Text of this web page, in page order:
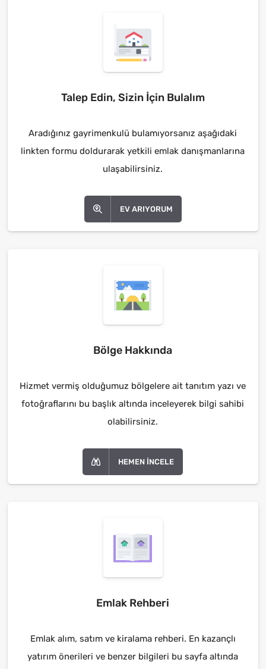
Talep Edin, Sizin İçin Bulalım
Aradığınız gayrimenkulü bulamıyorsanız aşağıdaki
linkten formu doldurarak yetkili emlak danışmanlarına
ulaşabilirsiniz.
EV ARIYORUM
Bölge Hakkında
Hizmet vermiş olduğumuz bölgelere ait tanıtım yazı ve
fotoğraflarını bu başlık altında inceleyerek bilgi sahibi
olabilirsiniz.
HEMEN İNCELE
Emlak Rehberi
Emlak alım, satım ve kiralama rehberi. En kazançlı
yatırım önerileri ve benzer bilgileri bu sayfa altında